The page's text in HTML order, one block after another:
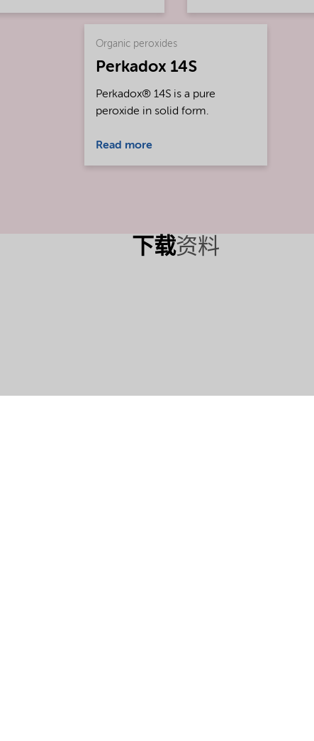
Organic peroxides
Perkadox 14S
Perkadox® 14S is a pure
peroxide in solid form.
Read more
下载资料